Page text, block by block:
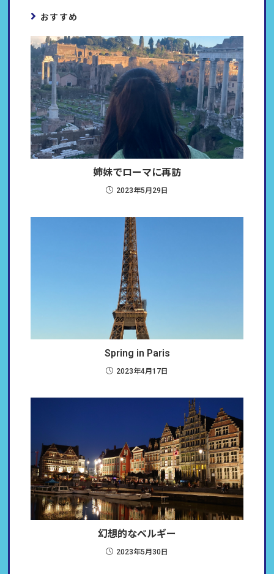
おすすめ
姉妹でローマに再訪
2023年5月29日
Spring in Paris
2023年4月17日
幻想的なベルギー
2023年5月30日